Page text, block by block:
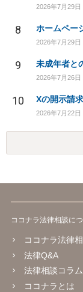
2026年7月29日
8
2026年7月29日
9 未成年者と
2026年7月26日
10
2026年7月22日
ココナラ法律相談に
ココナラ法律
法律Q&A
法律相談コラム
ココナラとは